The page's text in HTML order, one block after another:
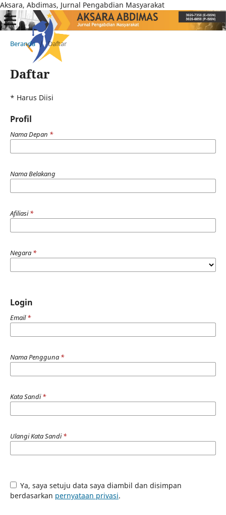
Aksara, Abdimas, Jurnal Pengabdian Masyarakat
Beranda / Daftar
Daftar
* Harus Diisi
Profil
Nama Depan *
Nama Belakang
Afiliasi*
Negara *
Login
Email*
Nama Pengguna *
Kata Sandi*
Ulangi Kata Sandi*
Ya, saya setuju data saya diambil dan disimpan
berdasarkan pernyataan privasi.